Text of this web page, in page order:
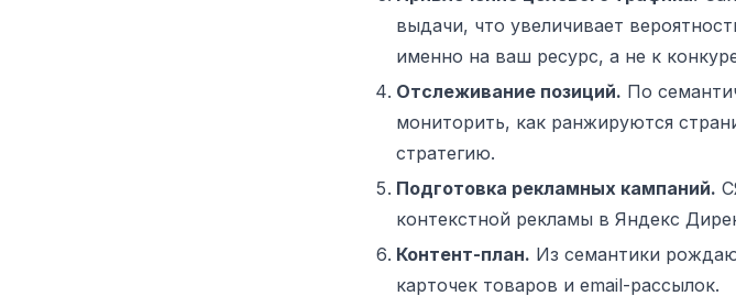
выдачи, что увеличивает
именно на ваш ресурс, а не к
Отслеживание позиций. По
мониторить, как ранжируются
стратегию.
Подготовка рекламных кампаний.
контекстной рекламы в Яндекс
Контент-план. Из семантики
карточек товаров и email-рассылок.